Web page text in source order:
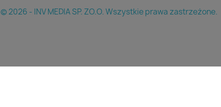
© 2026 - INV MEDIA SP. ZO.O. Wszystkie prawa zastrzeżone.